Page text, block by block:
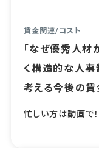
賃金関連/コスト
「なぜ優秀人
く構造的な人
考える今後の
忙しい方は動画で